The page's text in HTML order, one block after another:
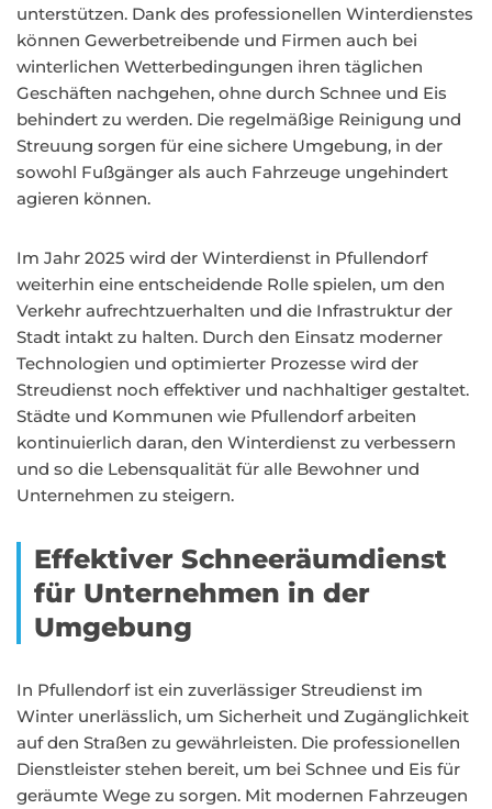
unterstützen. Dank des professionellen Winterdienstes
können Gewerbetreibende und Firmen auch bei
winterlichen Wetterbedingungen ihren täglichen
Geschäften nachgehen, ohne durch Schnee und Eis
behindert zu werden. Die regelmäßige Reinigung und
Streuung sorgen für eine sichere Umgebung, in der
sowohl Fußgänger als auch Fahrzeuge ungehindert
agieren können.
Im Jahr 2025 wird der Winterdienst in Pfullendorf
weiterhin eine entscheidende Rolle spielen, um den
Verkehr aufrechtzuerhalten und die Infrastruktur der
Stadt intakt zu halten. Durch den Einsatz moderner
Technologien und optimierter Prozesse wird der
Streudienst noch effektiver und nachhaltiger gestaltet.
Städte und Kommunen wie Pfullendorf arbeiten
kontinuierlich daran, den Winterdienst zu verbessern
und so die Lebensqualität für alle Bewohner und
Unternehmen zu steigern.
Effektiver Schneeräumdienst
für Unternehmen in der
Umgebung
In Pfullendorf ist ein zuverlässiger Streudienst im
Winter unerlässlich, um Sicherheit und Zugänglichkeit
auf den Straßen zu gewährleisten. Die professionellen
Dienstleister stehen bereit, um bei Schnee und Eis für
geräumte Wege zu sorgen. Mit modernen Fahrzeugen